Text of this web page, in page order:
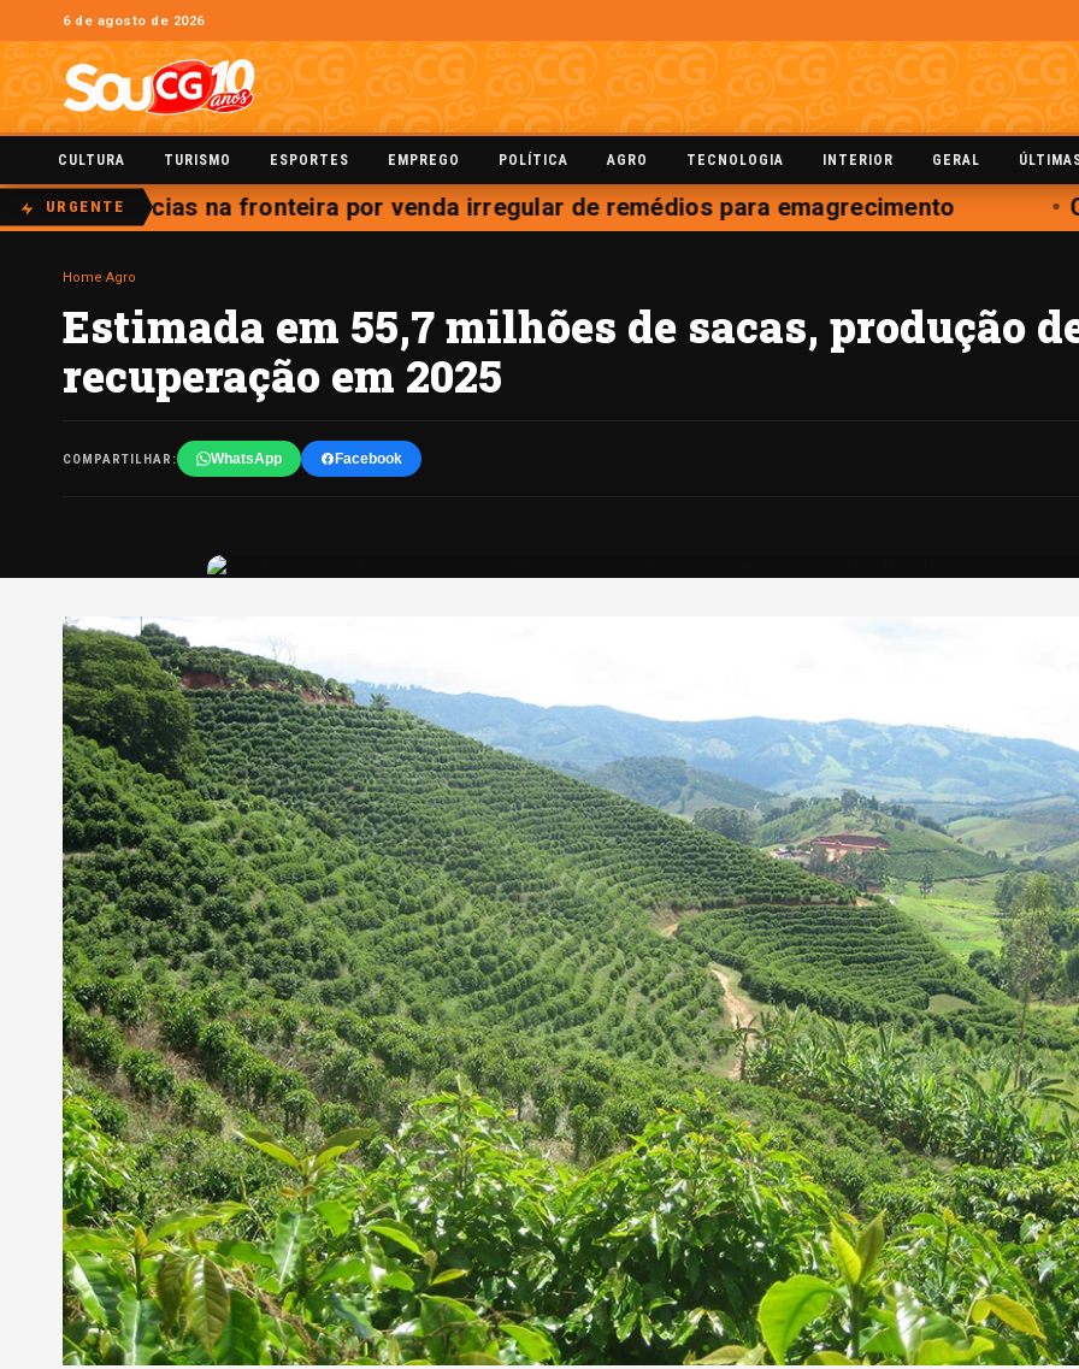
6 de agosto de 2026
CULTURA TURISMO ESPORTES EMPREGO POLÍTICA AGRO TECNOLOGIA INTERIOR GERAL
URGENTE
11 farmácias na fronteira por venda irregular de remédios para emagrecimento
Home Agro
Estimada em 55,7 milhões de sacas, produção
recuperação em 2025
COMPARTILHAR: WhatsApp Facebook